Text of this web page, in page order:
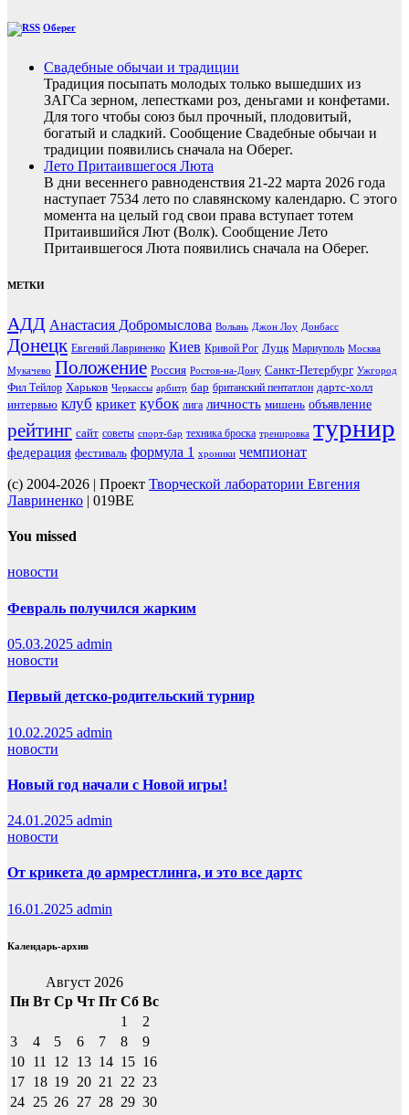
Оберег
Свадебные обычаи и традиции
Традиция посыпать молодых только вышедших из
ЗАГСа зерном, лепестками роз, деньгами и конфетами.
Для того чтобы союз был прочный, плодовитый,
богатый и сладкий. Сообщение Свадебные обычаи и
традиции появились сначала на Оберег.
Лето Притаившегося Люта
В дни весеннего равноденствия 21-22 марта 2026 года
наступает 7534 лето по славянскому календарю. С этого
момента на целый год свои права вступает тотем
Притаившийся Лют (Волк). Сообщение Лето
Притаившегося Люта появились сначала на Оберег.
МЕТКИ
АДД Анастасия Добромыслова Волынь Джон Лоу Донбасс
Донецк Евгений Лавриненко Киев Кривой Рог Луцк Мариуполь Москва
Мукачево Положение Россия Ростов-на-Дону Санкт-Петербург Ужгород
Фил Тейлор Харьков Черкассы арбитр бар британский пентатлон дартс-холл
интервью клуб крикет кубок лига личность мишень объявление
рейтинг сайт советы спорт-бар техника броска тренировка турнир
федерация фестиваль формула 1 хроники чемпионат
(c) 2004-2026 | Проект Творческой лаборатории Евгения
Лавриненко | 019BE
You missed
новости
Февраль получился жарким
05.03.2025 admin
новости
Первый детско-родительский турнир
10.02.2025 admin
новости
Новый год начали с Новой игры!
24.01.2025 admin
новости
От крикета до армрестлинга, и это все дартс
16.01.2025 admin
Календарь-архив
Август 2026
Пн Вт Ср Чт Пт Сб Вс
1
2
3
4 5 6 7 8
9
10 11 12 13 14 15 16
17 18 19 20 21 22 23
24 25 26 27 28 29 30